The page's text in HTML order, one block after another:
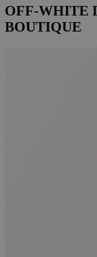
OFF-WHITE
BOUTIQUE